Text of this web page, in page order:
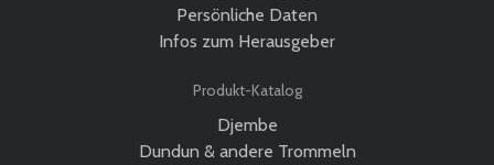
Persönliche Daten
Infos zum Herausgeber
Produkt-Katalog
Djembe
Dundun & andere Trommeln